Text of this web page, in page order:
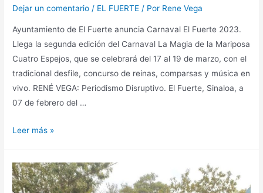
Dejar un comentario / EL FUERTE / Por Rene Vega
Ayuntamiento de El Fuerte anuncia Carnaval El Fuerte 2023.
Llega la segunda edición del Carnaval La Magia de la Mariposa
Cuatro Espejos, que se celebrará del 17 al 19 de marzo, con el
tradicional desfile, concurso de reinas, comparsas y música en
vivo. RENÉ VEGA: Periodismo Disruptivo. El Fuerte, Sinaloa, a
07 de febrero del …
Leer más »